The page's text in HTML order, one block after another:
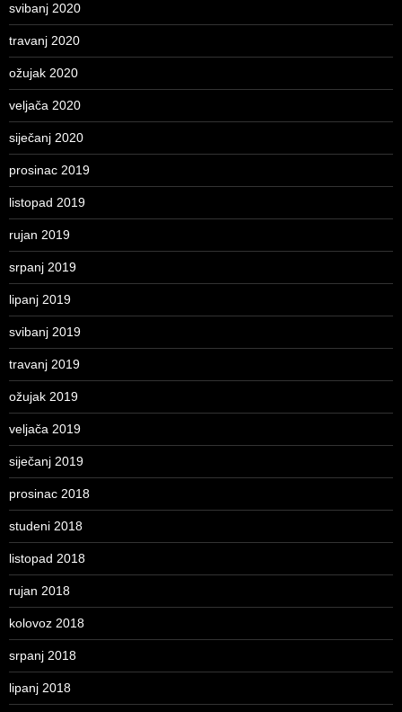
svibanj 2020
travanj 2020
ožujak 2020
veljača 2020
siječanj 2020
prosinac 2019
listopad 2019
rujan 2019
srpanj 2019
lipanj 2019
svibanj 2019
travanj 2019
ožujak 2019
veljača 2019
siječanj 2019
prosinac 2018
studeni 2018
listopad 2018
rujan 2018
kolovoz 2018
srpanj 2018
lipanj 2018